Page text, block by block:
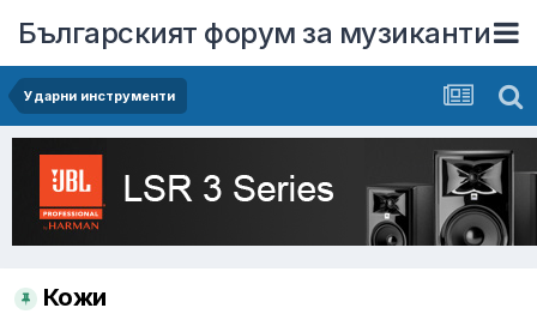
Българският форум за музиканти
Ударни инструменти
Кожи